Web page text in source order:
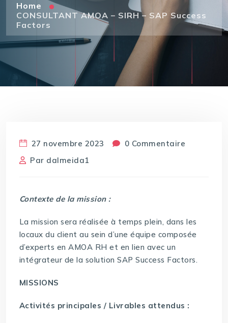
Home
CONSULTANT AMOA – SIRH – SAP Success
Factors
27 novembre 2023
0 Commentaire
Par dalmeida1
Contexte de la mission :
La mission sera réalisée à temps plein, dans les
locaux du client au sein d’une équipe composée
d’experts en AMOA RH et en lien avec un
intégrateur de la solution SAP Success Factors.
MISSIONS
Activités principales / Livrables attendus :